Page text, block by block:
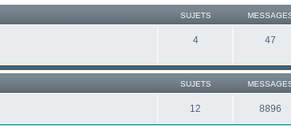
SUJETS
4 47
SUJETS
12 8896